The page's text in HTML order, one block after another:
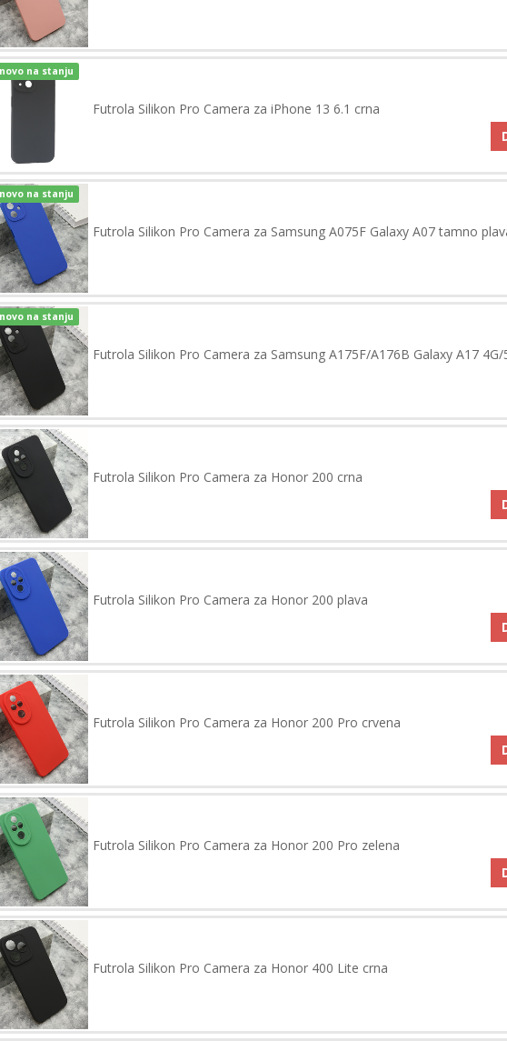
na stanju
Futrola Silikon Pro Camera za iPhone 13 6.1 crna
na stanju
Futrola Silikon Pro Camera za Samsung A075F Galaxy A07 tamno
na stanju
Futrola Silikon Pro Camera za Samsung A175F/A176B Galaxy A17 4G/
Futrola Silikon Pro Camera za Honor 200 crna
Futrola Silikon Pro Camera za Honor 200 plava
Futrola Silikon Pro Camera za Honor 200 Pro crvena
Futrola Silikon Pro Camera za Honor 200 Pro zelena
Futrola Silikon Pro Camera za Honor 400 Lite crna